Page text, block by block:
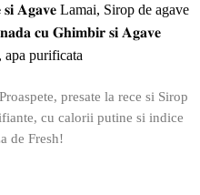
𝐀𝐠𝐚𝐯𝐞 Lamai, Sirop de agave
𝐜𝐮 𝐆𝐡𝐢𝐦𝐛𝐢𝐫 𝐬𝐢 𝐀𝐠𝐚𝐯𝐞
purificata
presate la rece si Sirop
cu calorii putine si indice
de Fresh!